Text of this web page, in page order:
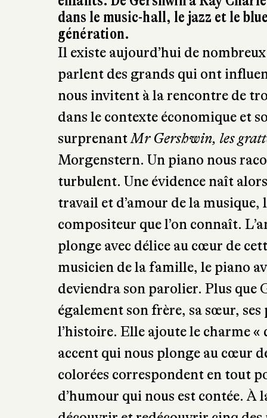
(Librairie Le
Pour bien parler de musique, il
musique aux livres lui apporte
enfants. De Gershwin à Ray
dans le music-hall, le jazz et le
génération.
Il existe aujourd’hui de
parlent des grands qui ont
nous invitent à la rencontre de
dans le contexte économique et
surprenantMr Gershwin, les
Morgenstern. Un piano nous
turbulent. Une évidence naît
travail et d’amour de la
compositeur que l’on connaît.
plonge avec délice au cœur de
musicien de la famille, le piano
deviendra son parolier. Plus que
également son frère, sa sœur,